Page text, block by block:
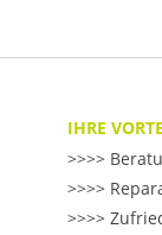
IHRE
>>
>>
>>